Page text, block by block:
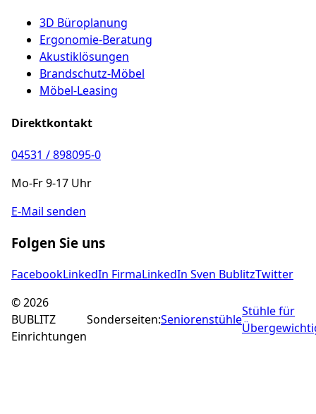
3D Büroplanung
Ergonomie-Beratung
Akustiklösungen
Brandschutz-Möbel
Möbel-Leasing
Direktkontakt
04531 / 898095-0
Mo-Fr 9-17 Uhr
E-Mail senden
Folgen Sie uns
FacebookLinkedIn FirmaLinkedIn Sven BublitzTwitter
©2026
BUBLITZ
Einrichtungen
Sonderseiten:Seniorenstühle
Stühle für